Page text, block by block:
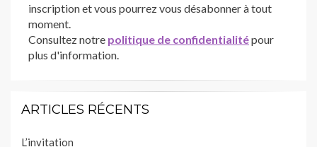
inscription et vous pourrez vous désabonner à tout
moment.
Consultez notre politique de confidentialitépour
plus d'information.
ARTICLES RÉCENTS
L’invitation